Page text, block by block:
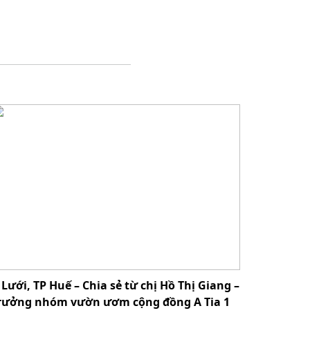
TP Huế – Chia sẻ từ chị Hồ Thị Giang –
nhóm vườn ươm cộng đồng A Tia 1